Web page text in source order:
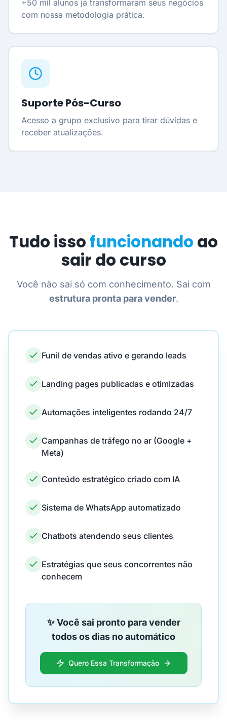
+50 mil alunos já transformaram seus negócios
com nossa metodologia prática.
Suporte Pós-Curso
Acesso a grupo exclusivo para tirar dúvidas e
receber atualizações.
Tudo isso funcionando ao
sair do curso
Você não sai só com conhecimento. Sai com
estrutura pronta para vender.
Funil de vendas ativo e gerando leads
Landing pages publicadas e otimizadas
Automações inteligentes rodando 24/7
Campanhas de tráfego no ar (Google +
Meta)
Conteúdo estratégico criado com IA
Sistema de WhatsApp automatizado
Chatbots atendendo seus clientes
Estratégias que seus concorrentes não
conhecem
✨ Você sai pronto para vender
todos os dias no automático
Quero Essa Transformação